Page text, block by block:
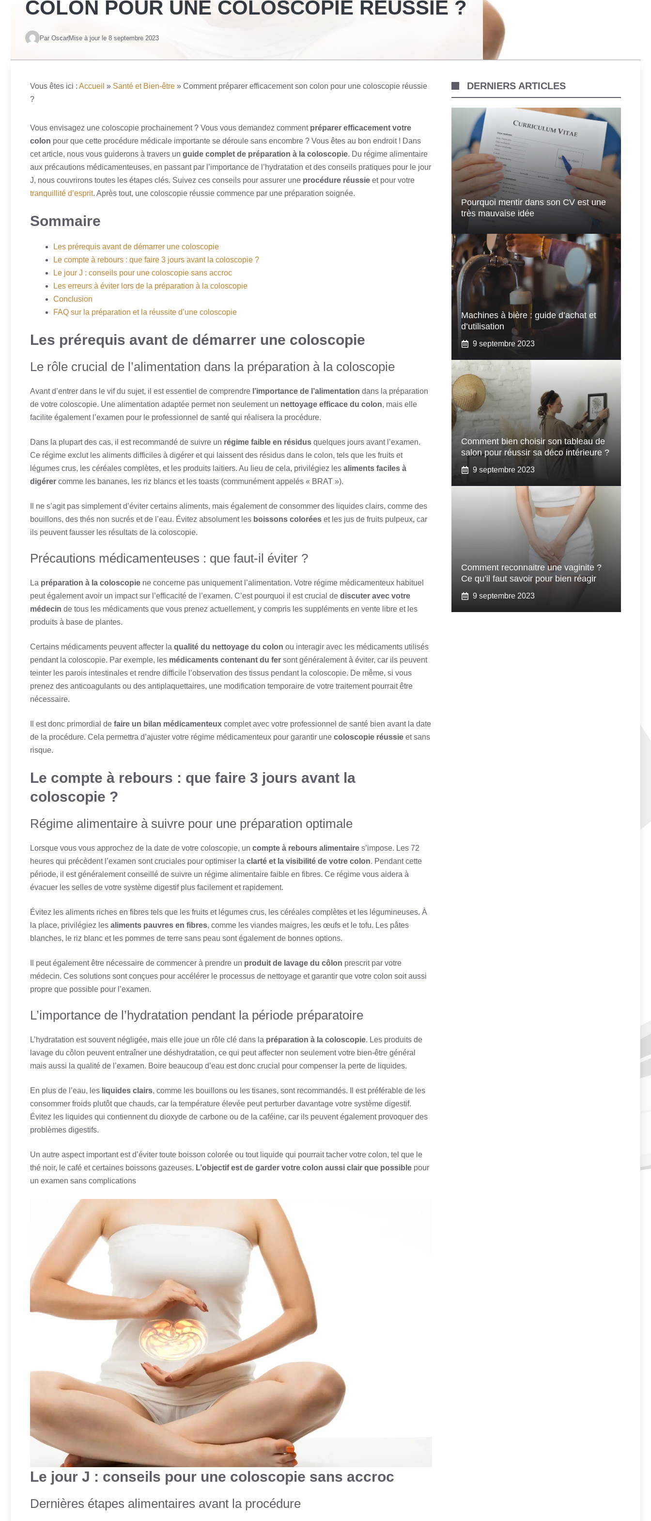
COLON POUR UNE COLOSCOPIE RÉUSSIE ?
Par OscarMise à jour le 8 septembre 2023
Vous êtes ici : Accueil » Santé et Bien-être » Comment préparer efficacement son colon pour une coloscopie réussie
?
Vous envisagez une coloscopie prochainement ? Vous vous demandez comment préparer efficacement votre
colon pour que cette procédure médicale importante se déroule sans encombre ? Vous êtes au bon endroit ! Dans
cet article, nous vous guiderons à travers un guide complet de préparation à la coloscopie. Du régime alimentaire
aux précautions médicamenteuses, en passant par l’importance de l’hydratation et des conseils pratiques pour le jour
J, nous couvrirons toutes les étapes clés. Suivez ces conseils pour assurer une procédure réussie et pour votre
tranquillité d’esprit. Après tout, une coloscopie réussie commence par une préparation soignée.
Sommaire
Les prérequis avant de démarrer une coloscopie
Le compte à rebours : que faire 3 jours avant la coloscopie ?
Le jour J : conseils pour une coloscopie sans accroc
Les erreurs à éviter lors de la préparation à la coloscopie
Conclusion
FAQ sur la préparation et la réussite d’une coloscopie
Les prérequis avant de démarrer une coloscopie
Le rôle crucial de l’alimentation dans la préparation à la coloscopie
Avant d’entrer dans le vif du sujet, il est essentiel de comprendre l’importance de l’alimentation dans la préparation
de votre coloscopie. Une alimentation adaptée permet non seulement un nettoyage efficace du colon, mais elle
facilite également l’examen pour le professionnel de santé qui réalisera la procédure.
Dans la plupart des cas, il est recommandé de suivre un régime faible en résidus quelques jours avant l’examen.
Ce régime exclut les aliments difficiles à digérer et qui laissent des résidus dans le colon, tels que les fruits et
légumes crus, les céréales complètes, et les produits laitiers. Au lieu de cela, privilégiez les aliments faciles à
digérer comme les bananes, les riz blancs et les toasts (communément appelés « BRAT »).
Il ne s’agit pas simplement d’éviter certains aliments, mais également de consommer des liquides clairs, comme des
bouillons, des thés non sucrés et de l’eau. Évitez absolument les boissons colorées et les jus de fruits pulpeux, car
ils peuvent fausser les résultats de la coloscopie.
Précautions médicamenteuses : que faut-il éviter ?
La préparation à la coloscopie ne concerne pas uniquement l’alimentation. Votre régime médicamenteux habituel
peut également avoir un impact sur l’efficacité de l’examen. C’est pourquoi il est crucial de discuter avec votre
médecin de tous les médicaments que vous prenez actuellement, y compris les suppléments en vente libre et les
produits à base de plantes.
Certains médicaments peuvent affecter la qualité du nettoyage du colon ou interagir avec les médicaments utilisés
pendant la coloscopie. Par exemple, les médicaments contenant du fer sont généralement à éviter, car ils peuvent
teinter les parois intestinales et rendre difficile l’observation des tissus pendant la coloscopie. De même, si vous
prenez des anticoagulants ou des antiplaquettaires, une modification temporaire de votre traitement pourrait être
nécessaire.
Il est donc primordial de faire un bilan médicamenteux complet avec votre professionnel de santé bien avant la date
de la procédure. Cela permettra d’ajuster votre régime médicamenteux pour garantir une coloscopie réussie et sans
risque.
Le compte à rebours : que faire 3 jours avant la
coloscopie ?
Régime alimentaire à suivre pour une préparation optimale
Lorsque vous vous approchez de la date de votre coloscopie, un compte à rebours alimentaire s’impose. Les 72
heures qui précèdent l’examen sont cruciales pour optimiser la clarté et la visibilité de votre colon. Pendant cette
période, il est généralement conseillé de suivre un régime alimentaire faible en fibres. Ce régime vous aidera à
évacuer les selles de votre système digestif plus facilement et rapidement.
Évitez les aliments riches en fibres tels que les fruits et légumes crus, les céréales complètes et les légumineuses. À
la place, privilégiez les aliments pauvres en fibres, comme les viandes maigres, les œufs et le tofu. Les pâtes
blanches, le riz blanc et les pommes de terre sans peau sont également de bonnes options.
Il peut également être nécessaire de commencer à prendre un produit de lavage du côlon prescrit par votre
médecin. Ces solutions sont conçues pour accélérer le processus de nettoyage et garantir que votre colon soit aussi
propre que possible pour l’examen.
L’importance de l’hydratation pendant la période préparatoire
L’hydratation est souvent négligée, mais elle joue un rôle clé dans la préparation à la coloscopie. Les produits de
lavage du côlon peuvent entraîner une déshydratation, ce qui peut affecter non seulement votre bien-être général
mais aussi la qualité de l’examen. Boire beaucoup d’eau est donc crucial pour compenser la perte de liquides.
En plus de l’eau, les liquides clairs, comme les bouillons ou les tisanes, sont recommandés. Il est préférable de les
consommer froids plutôt que chauds, car la température élevée peut perturber davantage votre système digestif.
Évitez les liquides qui contiennent du dioxyde de carbone ou de la caféine, car ils peuvent également provoquer des
problèmes digestifs.
Un autre aspect important est d’éviter toute boisson colorée ou tout liquide qui pourrait tacher votre colon, tel que le
thé noir, le café et certaines boissons gazeuses. L’objectif est de garder votre colon aussi clair que possible pour
un examen sans complications
Le jour J : conseils pour une coloscopie sans accroc
Dernières étapes alimentaires avant la procédure
DERNIERS ARTICLES
Pourquoi mentir dans son CV est une
très mauvaise idée
Machines à bière : guide d’achat et
d’utilisation
9 septembre 2023
Comment bien choisir son tableau de
salon pour réussir sa déco intérieure ?
9 septembre 2023
Comment reconnaitre une vaginite ?
Ce qu’il faut savoir pour bien réagir
9 septembre 2023